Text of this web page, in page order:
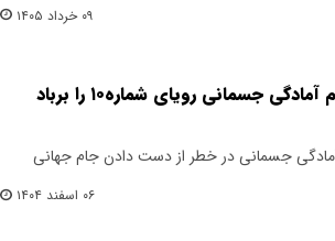
۰۹ خرداد ۱۴۰۵
آنچلوتی تا دقیقه ۹۰ منتظر نیمار می‌ماند؛ عدم آمادگی جسمانی رویای شماره۱۰ را برباد
جسمانی در خطر از دست دادن جام جهانی
۰۶ اسفند ۱۴۰۴